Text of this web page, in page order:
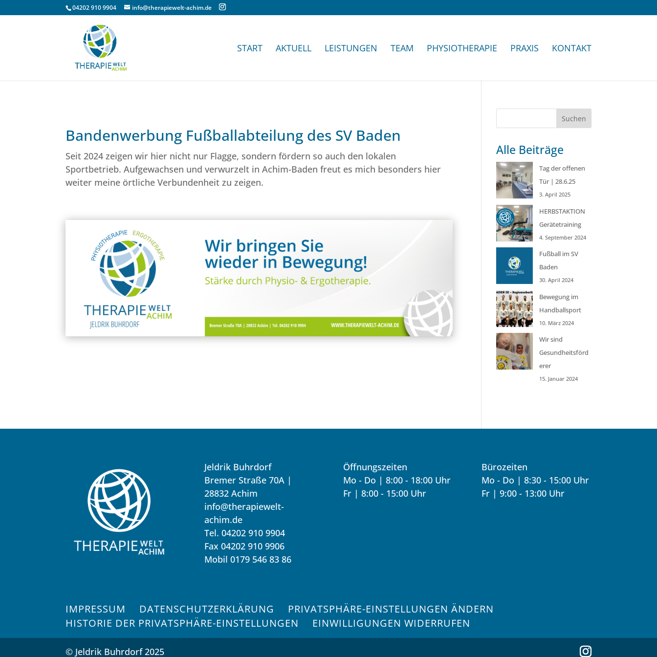
04202 910 9904 info@therapiewelt-achim.de
START AKTUELL LEISTUNGEN TEAM PHYSIOTHERAPIE PRAXIS KONTAKT
Bandenwerbung Fußballabteilung des SV Baden
Seit 2024 zeigen wir hier nicht nur Flagge, sondern fördern so auch den lokalen
Sportbetrieb. Aufgewachsen und verwurzelt in Achim-Baden freut es mich besonders hier
weiter meine örtliche Verbundenheit zu zeigen.
Suchen
Alle Beiträge
Tag der offenen
Tür | 28.6.25
3. April 2025
HERBSTAKTION
Gerätetraining
4. September 2024
Fußball im SV
Baden
30. April 2024
Bewegung im
Handballsport
10. März 2024
Wir sind
Gesundheitsförd
erer
15. Januar 2024
Jeldrik Buhrdorf
Bremer Straße 70A |
28832 Achim
info@therapiewelt-
achim.de
Tel. 04202 910 9904
Fax 04202 910 9906
Mobil 0179 546 83 86
Öffnungszeiten
Mo - Do | 8:00 - 18:00 Uhr
Fr | 8:00 - 15:00 Uhr
Bürozeiten
Mo - Do | 8:30 - 15:00 Uhr
Fr | 9:00 - 13:00 Uhr
IMPRESSUM DATENSCHUTZERKLÄRUNG
PRIVATSPHÄRE-EINSTELLUNGEN ÄNDERN
HISTORIE DER PRIVATSPHÄRE-EINSTELLUNGEN
EINWILLIGUNGEN WIDERRUFEN
© Jeldrik Buhrdorf 2025